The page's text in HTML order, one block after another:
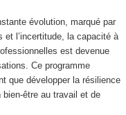
évolution, marqué par
l’incertitude, la capacité à
est devenue
Ce programme
que développer la résilience
être au travail et de